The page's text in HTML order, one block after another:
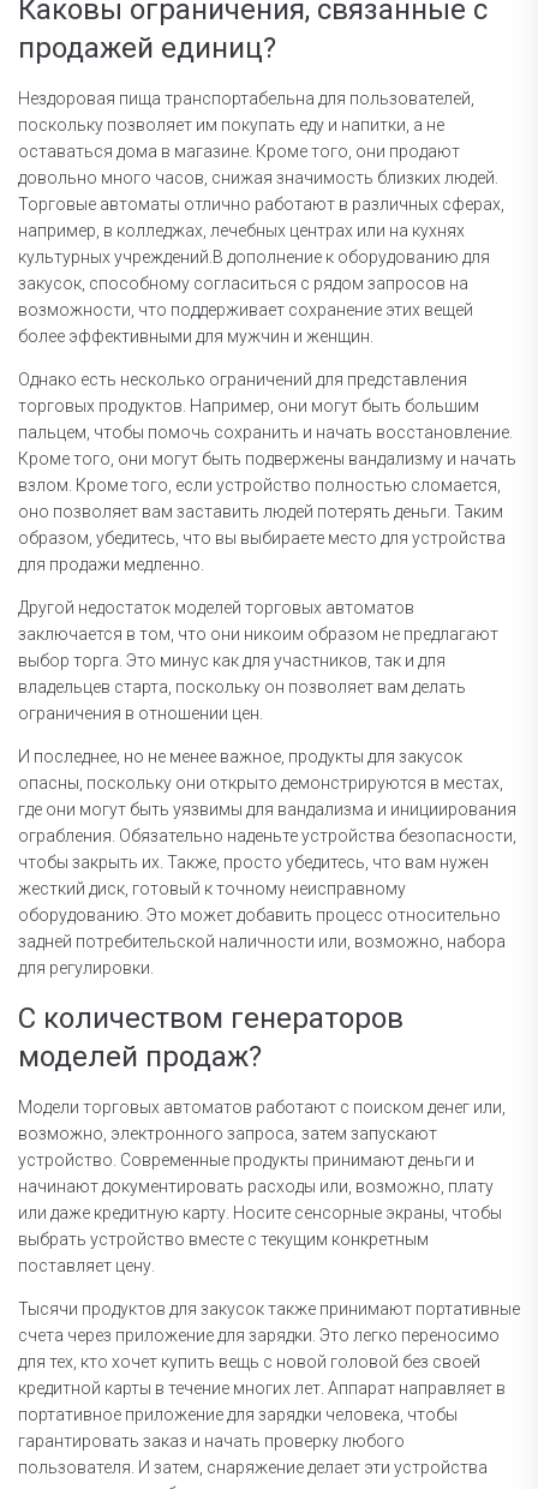
Каковы ограничения, связанные с
продажей единиц?
Нездоровая пища транспортабельна для пользователей,
поскольку позволяет им покупать еду и напитки, а не
оставаться дома в магазине. Кроме того, они продают
довольно много часов, снижая значимость близких людей.
Торговые автоматы отлично работают в различных сферах,
например, в колледжах, лечебных центрах или на кухнях
культурных учреждений.В дополнение к оборудованию для
закусок, способному согласиться с рядом запросов на
возможности, что поддерживает сохранение этих вещей
более эффективными для мужчин и женщин.
Однако есть несколько ограничений для представления
торговых продуктов. Например, они могут быть большим
пальцем, чтобы помочь сохранить и начать восстановление.
Кроме того, они могут быть подвержены вандализму и начать
взлом. Кроме того, если устройство полностью сломается,
оно позволяет вам заставить людей потерять деньги. Таким
образом, убедитесь, что вы выбираете место для устройства
для продажи медленно.
Другой недостаток моделей торговых автоматов
заключается в том, что они никоим образом не предлагают
выбор торга. Это минус как для участников, так и для
владельцев старта, поскольку он позволяет вам делать
ограничения в отношении цен.
И последнее, но не менее важное, продукты для закусок
опасны, поскольку они открыто демонстрируются в местах,
где они могут быть уязвимы для вандализма и инициирования
ограбления. Обязательно наденьте устройства безопасности,
чтобы закрыть их. Также, просто убедитесь, что вам нужен
жесткий диск, готовый к точному неисправному
оборудованию. Это может добавить процесс относительно
задней потребительской наличности или, возможно, набора
для регулировки.
С количеством генераторов
моделей продаж?
Модели торговых автоматов работают с поиском денег или,
возможно, электронного запроса, затем запускают
устройство. Современные продукты принимают деньги и
начинают документировать расходы или, возможно, плату
или даже кредитную карту. Носите сенсорные экраны, чтобы
выбрать устройство вместе с текущим конкретным
поставляет цену.
Тысячи продуктов для закусок также принимают портативные
счета через приложение для зарядки. Это легко переносимо
для тех, кто хочет купить вещь с новой головой без своей
кредитной карты в течение многих лет. Аппарат направляет в
портативное приложение для зарядки человека, чтобы
гарантировать заказ и начать проверку любого
пользователя. И затем, снаряжение делает эти устройства